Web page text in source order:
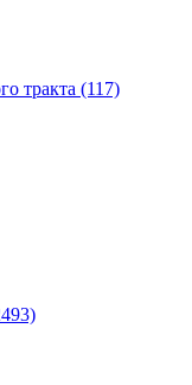
тракта (117)